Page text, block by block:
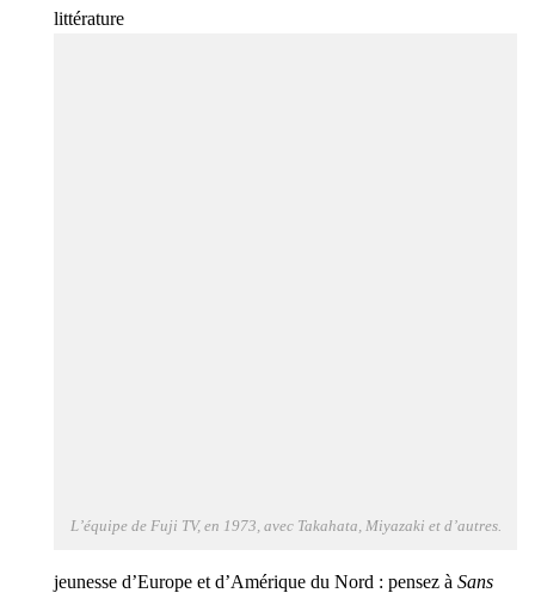
lit­té­ra­ture
L’é­quipe de Fuji TV, en 1973, avec Taka­ha­ta, Miya­za­ki et d’autres.
jeu­nesse d’Eu­rope et d’A­mé­rique du Nord : pen­sez à Sans